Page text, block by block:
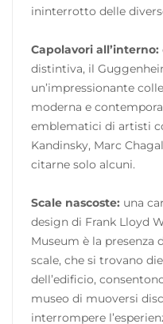
ininterrotto delle
Capolavori all’interno:
distintiva, il
un’impressionante
moderna e
emblematici di artisti
Kandinsky, Marc
citarne solo alcuni.
Scale nascoste: una
design di Frank Lloyd
Museum è la presenza
scale, che si trovano
dell’edificio,
museo di muoversi
interrompere